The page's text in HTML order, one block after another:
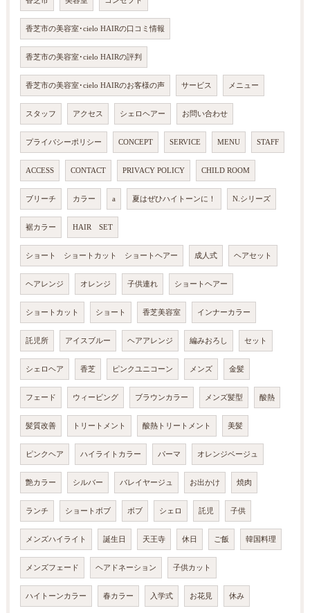
香芝市の美容室･cielo HAIRの口コミ情報
香芝市の美容室･cielo HAIRの評判
香芝市の美容室･cielo HAIRのお客様の声 サービス メニュー
スタッフ アクセス シェロヘアー お問い合わせ
プライバシーポリシー CONCEPT SERVICE MENU STAFF
ACCESS CONTACT PRIVACY POLICY CHILD ROOM
ブリーチ カラー a 夏はぜひハイトーンに！ N.シリーズ
裾カラー HAIR SET
ショート ショートカット ショートヘアー 成人式 ヘアセット
ヘアレンジ オレンジ 子供連れ ショートヘアー
ショートカット ショート 香芝美容室 インナーカラー
託児所 アイスブルー ヘアアレンジ 編みおろし セット
シェロヘア 香芝 ピンクユニコーン メンズ 金髪
フェード ウィービング ブラウンカラー メンズ髪型 酸熱
髪質改善 トリートメント 酸熱トリートメント 美髪
ピンクヘア ハイライトカラー パーマ オレンジベージュ
艶カラー シルバー バレイヤージュ お出かけ 焼肉
ランチ ショートボブ ボブ シェロ 託児 子供
メンズハイライト 誕生日 天王寺 休日 ご飯 韓国料理
メンズフェード ヘアドネーション 子供カット
ハイトーンカラー 春カラー 入学式 お花見 休み